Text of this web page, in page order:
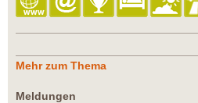
Mehr zum Thema
Meldungen